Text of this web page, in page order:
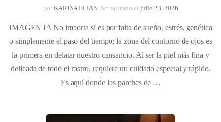
por KARINA ELIAN Actualizado el julio 23, 2026
IMAGEN IA No importa si es por falta de sueño, estrés, genética
o simplemente el paso del tiempo; la zona del contorno de ojos es
la primera en delatar nuestro cansancio. Al ser la piel más fina y
delicada de todo el rostro, requiere un cuidado especial y rápido.
Es aquí donde los parches de …